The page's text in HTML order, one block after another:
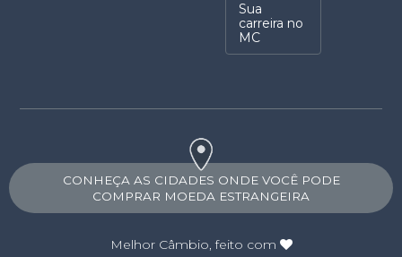
Sua
carreira no
MC
CONHEÇA AS CIDADES ONDE VOCÊ PODE
COMPRAR MOEDA ESTRANGEIRA
Melhor Câmbio, feito com